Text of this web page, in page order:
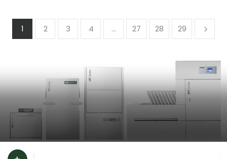
1 2 3 4 … 27 28 29